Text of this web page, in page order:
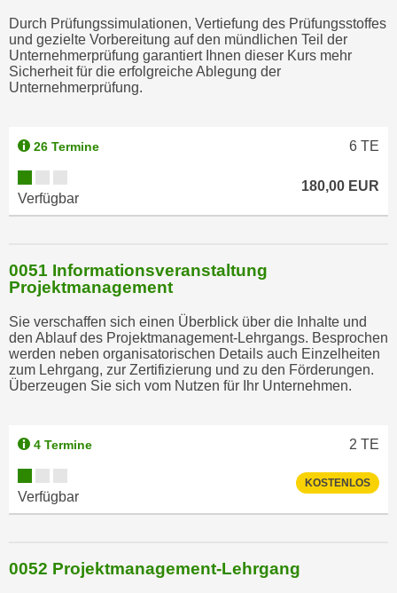
Durch Prüfungssimulationen, Vertiefung des Prüfungsstoffes
und gezielte Vorbereitung auf den mündlichen Teil der
Unternehmerprüfung garantiert Ihnen dieser Kurs mehr
Sicherheit für die erfolgreiche Ablegung der
Unternehmerprüfung.
26 Termine 6 TE
Verfügbar
180,00 EUR
0051 Informationsveranstaltung
Projektmanagement
Sie verschaffen sich einen Überblick über die Inhalte und
den Ablauf des Projektmanagement-Lehrgangs. Besprochen
werden neben organisatorischen Details auch Einzelheiten
zum Lehrgang, zur Zertifizierung und zu den Förderungen.
Überzeugen Sie sich vom Nutzen für Ihr Unternehmen.
4 Termine 2 TE
Verfügbar
KOSTENLOS
0052 Projektmanagement-Lehrgang